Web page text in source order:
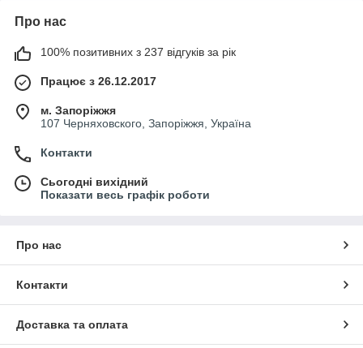
Про нас
100% позитивних з 237 відгуків за рік
Працює з 26.12.2017
м. Запоріжжя
107 Черняховского, Запоріжжя, Україна
Контакти
Сьогодні вихідний
Показати весь графік роботи
Про нас
Контакти
Доставка та оплата